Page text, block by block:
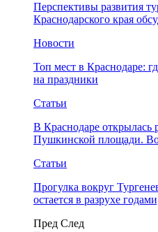
Перспективы развития
Краснодарского края
Новости
Топ мест в Краснодаре:
на праздники
Статьи
В Краснодаре открылась
Пушкинской площади.
Статьи
Прогулка вокруг
остается в разрухе
Пред След